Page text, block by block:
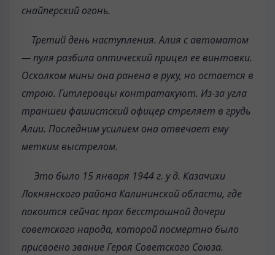
снайперский огонь.
Третий день наступления. Алия с автоматом
— пуля разбила оптический прицел ее винтовки.
Осколком мины она ранена в руку, но остается в
строю. Гитлеровцы контратакуют. Из-за угла
траншеи фашистский офицер стреляет в грудь
Алии. Последним усилием она отвечает ему
метким выстрелом.
Это было 15 января 1944 г. у д. Казачихи
Локнянского района Калининской области, где
покоится сейчас прах бесстрашной дочери
советского народа, которой посмертно было
присвоено звание Героя Советского Союза.